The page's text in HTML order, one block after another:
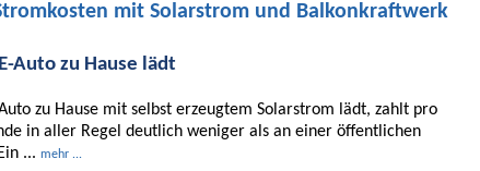
mit Solarstrom und Balkonkraftwerk
Auto zu Hause lädt
zu Hause mit selbst erzeugtem Solarstrom lädt, zahlt pro
in aller Regel deutlich weniger als an einer öffentlichen
... mehr ...